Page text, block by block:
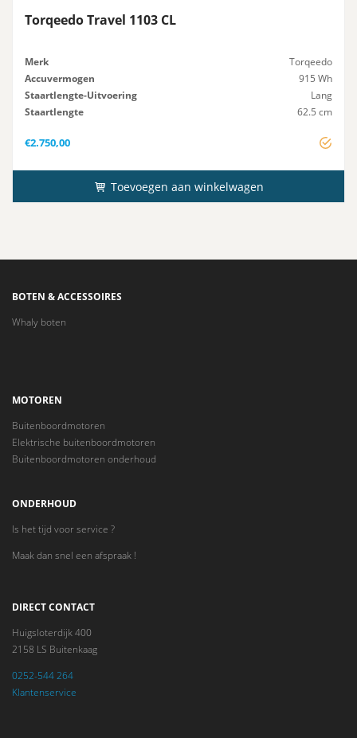
Torqeedo Travel 1103 CL
Merk
Torqeedo
Accuvermogen
915 Wh
Staartlengte-Uitvoering
Lang
Staartlengte
62.5 cm
€2.750,00
Toevoegen aan winkelwagen
BOTEN & ACCESSOIRES
Whaly boten
MOTOREN
Buitenboordmotoren
Elektrische buitenboordmotoren
Buitenboordmotoren onderhoud
ONDERHOUD
Is het tijd voor service ?
Maak dan snel een afspraak !
DIRECT CONTACT
Huigsloterdijk 400
2158 LS Buitenkaag
0252-544 264
Klantenservice